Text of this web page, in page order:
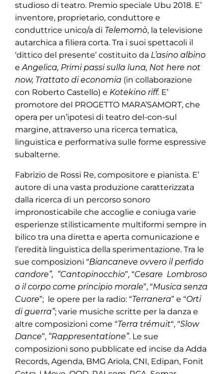
studioso di teatro. Premio speciale Ubu 2018. E’
inventore, proprietario, conduttore e
conduttrice unico/a di Telemomò, la televisione
autarchica a filiera corta. Tra i suoi spettacoli il
‘dittico del presente’ costituito da L’asino albino
eAngelica, Primi passi sulla luna, Not here not
now, Trattato di economia (in collaborazione
con Roberto Castello) e Kotekino riff. E’
promotore del PROGETTO MARA’SAMORT, che
opera per un’ipotesi di teatro del-con-sul
margine, attraverso una ricerca tematica,
linguistica e performativa sulle forme espressive
subalterne.
Fabrizio de Rossi Re, compositore e pianista. E’
autore di una vasta produzione caratterizzata
dalla ricerca di un percorso sonoro
impronosticabile che accoglie e coniuga varie
esperienze stilisticamente multiformi sempre in
bilico tra una diretta e aperta comunicazione e
l’eredità linguistica della sperimentazione. Tra le
sue composizioni “Biancaneve ovvero il perfido
candore”, “Cantopinocchio”, “Cesare Lombroso
o il corpo come principio morale”, “Musica senza
Cuore”; le opere per la radio: “Terranera” e “Orti
di guerra”; varie musiche scritte per la danza e
altre composizioni come “Terra trémuit“, “Slow
Dance”, “Rappresentatione”. Le sue
composizioni sono pubblicate ed incise da Adda
Records, Agenda, BMG Ariola, CNI, Edipan, Fonit